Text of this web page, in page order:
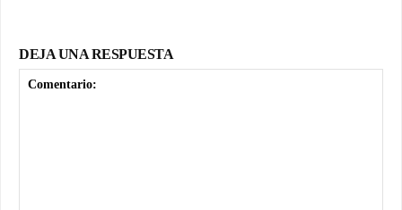
DEJA UNA RESPUESTA